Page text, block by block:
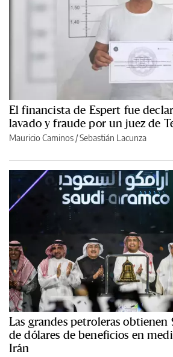
El financista de Espert fue
lavado y fraude por un juez de
Mauricio Caminos /Sebastián Lacunza
Las grandes petroleras
de dólares de beneficios en
Irán